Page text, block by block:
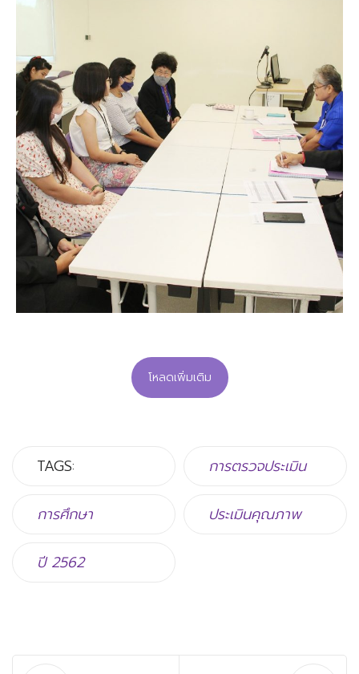
โหลดเพิ่มเติม
TAGS: การตรวจประเมิน
การศึกษา ประเมินคุณภาพ
ปี 2562